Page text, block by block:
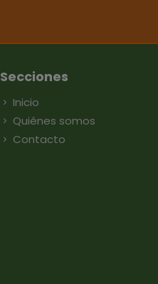
Secciones
Inicio
Quiénes somos
Contacto